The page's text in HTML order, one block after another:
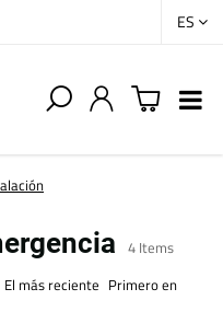
ES
4 Items
El más reciente Primero en